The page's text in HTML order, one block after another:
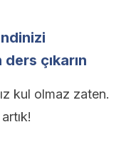
çıkarın
kul olmaz zaten.